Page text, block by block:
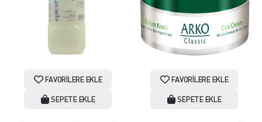
FAVORILERE EKLE
SEPETE EKLE
FAVORILERE EKLE
SEPETE EKLE